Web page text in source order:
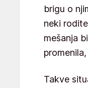
brigu o
neki
mešanja
Takve